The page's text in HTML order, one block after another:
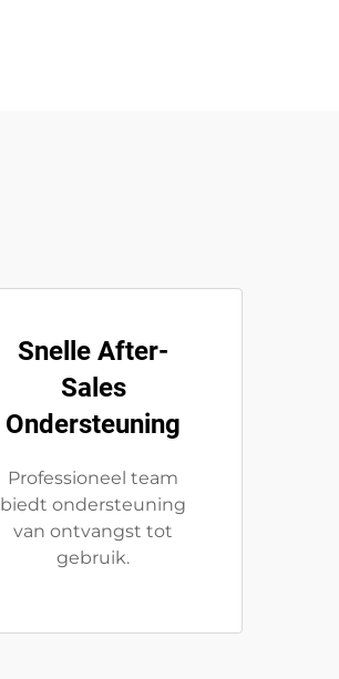
Snelle After-
Sales
Ondersteuning
Professioneel team
biedt ondersteuning
van ontvangst tot
gebruik.